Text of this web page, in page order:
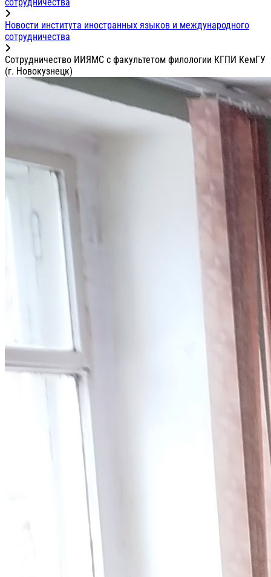
сотрудничества
Новости института иностранных языков и международного
сотрудничества
Сотрудничество ИИЯМС с факультетом филологии КГПИ КемГУ
(г. Новокузнецк)